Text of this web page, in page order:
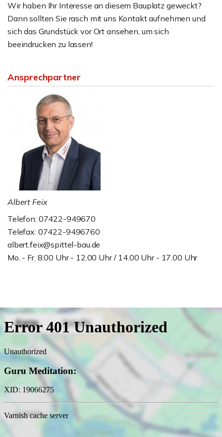
Wir haben Ihr Interesse an diesem Bauplatz geweckt?
Dann sollten Sie rasch mit uns Kontakt aufnehmen und
sich das Grundstück vor Ort ansehen, um sich
beeindrucken zu lassen!
Ansprechpartner
Albert Feix
Telefon: 07422-949670
Telefax: 07422-9496760
albert.feix@spittel-bau.de
Mo. - Fr. 8.00 Uhr - 12.00 Uhr / 14.00 Uhr - 17.00 Uhr